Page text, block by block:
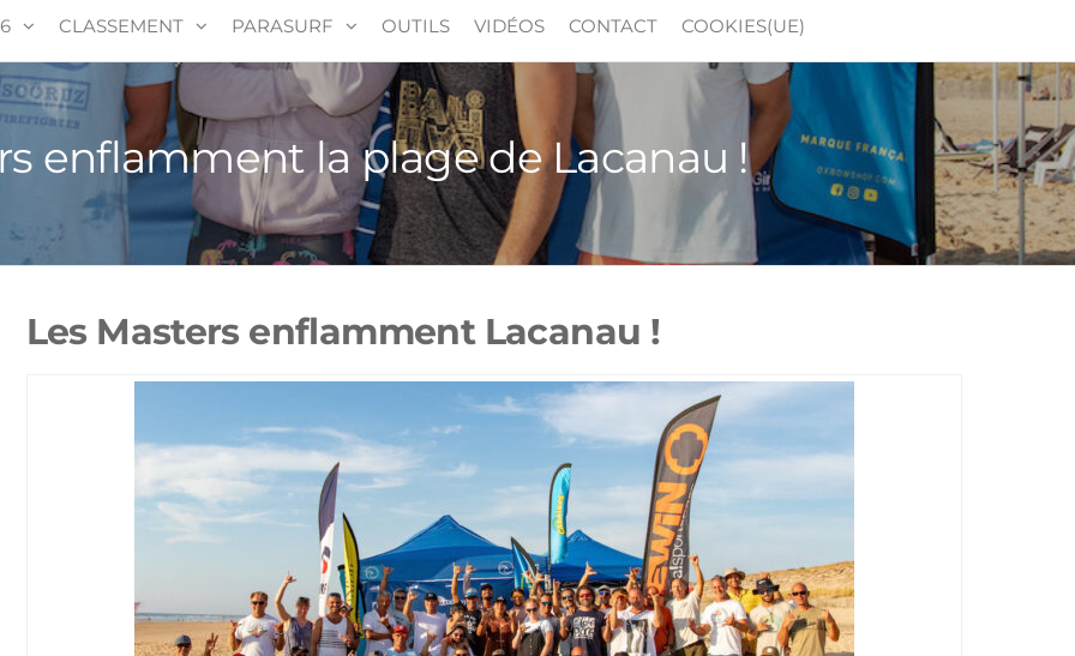
CLASSEMENT PARASURF OUTILS VIDÉOS CONTACT COOKIES(UE)
enflamment la plage de Lacanau !
Les Masters enflamment Lacanau !